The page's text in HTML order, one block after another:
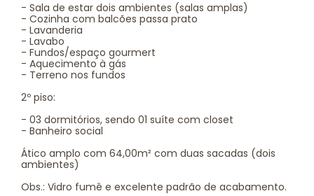
- Sala de estar dois ambientes (salas amplas)
- Cozinha com balcões passa prato
- Lavanderia
- Lavabo
- Fundos/espaço gourmert
- Aquecimento à gás
- Terreno nos fundos
2º piso:
- 03 dormitórios, sendo 01 suíte com closet
- Banheiro social
Ático amplo com 64,00m² com duas sacadas (dois
ambientes)
Obs.: Vidro fumê e excelente padrão de acabamento.